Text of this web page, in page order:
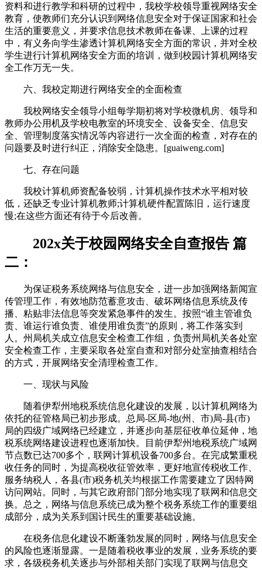
资料和进行教学和科研的过程中，我校学校领导重视网络安全
教育，使教师们充分认识到网络信息安全对于保证国家和社会
生活的重要意义，并要求信息技术教师在备课、上课的过程
中，有义务向学生渗透计算机网络安全方面的常识，并对全校
学生进行计算机网络安全方面的培训，做到校园计算机网络安
全工作万无一失。
六、我校定期进行网络安全的全面检查
我校网络安全领导小组每学期初将对学校微机房、领导和
教师办公用机及学校电教室的环境安全、设备安全、信息安
全、管理制度落实情况等内容进行一次全面的检查，对存在的
问题要及时进行纠正，消除安全隐患。 [guaiweng.com]
七、存在问题
我校计算机师资配备较弱，计算机操作技术水平相对较
低，还缺乏专业计算机教师;计算机硬件配置陈旧，运行速度
慢;在这些方面还有待于今后改善。
202x关于校园网络安全自查报告 篇
二：
为保证税务系统网络与信息安全，进一步加强网络新闻宣
传管理工作，有效地防范蓄意攻击、破坏网络信息系统及传
播、粘贴非法信息等突发紧急事件的发生。按照“谁主管谁负
责、谁运行谁负责、谁使用谁负责”的原则，将工作落实到
人。州局机关成立信息安全检查工作组，负责州局机关各处室
安全检查工作，主要采取各处室自查和对部分处室抽查相结合
的方式，开展网络安全清理检查工作。
一、现状与风险
随着伊犁州地税系统信息化建设的发展，以计算机网络为
依托的征管格局已初步形成。总局-区局-地(州、市)局-县(市)
局的四级广域网络已经建立，并逐步向基层征收单位延伸，地
税系统网络建设进程也逐渐加快。目前伊犁州地税系统广域网
节点数已达700多个，联网计算机设备700多台。在完成繁重税
收任务的同时，为提高税收征管效率，更好地宣传税收工作、
服务纳税人，各县(市)税务机关均根据工作需要建立了因特网
访问网站。同时，与其它政府部门部分地实现了联网和信息交
换。总之，网络与信息系统已成为整个税务系统工作的重要组
成部分，成为关系到国计民生的重要基础设施。
在税务信息化建设不断蓬勃发展的同时，网络与信息安全
的风险也逐渐显露。一是随着税收事业的发展，业务系统的要
求，各级税务机关逐步与外部相关部门实现了联网与信息交